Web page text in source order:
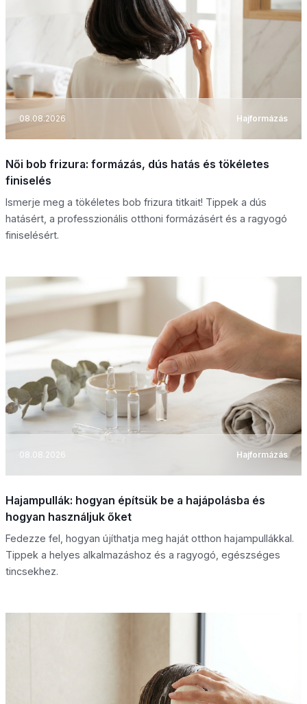
08.08.2026 Hajformázás
Női bob frizura: formázás, dús hatás és tökéletes
finiselés
Ismerje meg a tökéletes bob frizura titkait! Tippek a dús
hatásért, a professzionális otthoni formázásért és a ragyogó
finiselésért.
08.08.2026 Hajformázás
Hajampullák: hogyan építsük be a hajápolásba és
hogyan használjuk őket
Fedezze fel, hogyan újíthatja meg haját otthon hajampullákkal.
Tippek a helyes alkalmazáshoz és a ragyogó, egészséges
tincsekhez.